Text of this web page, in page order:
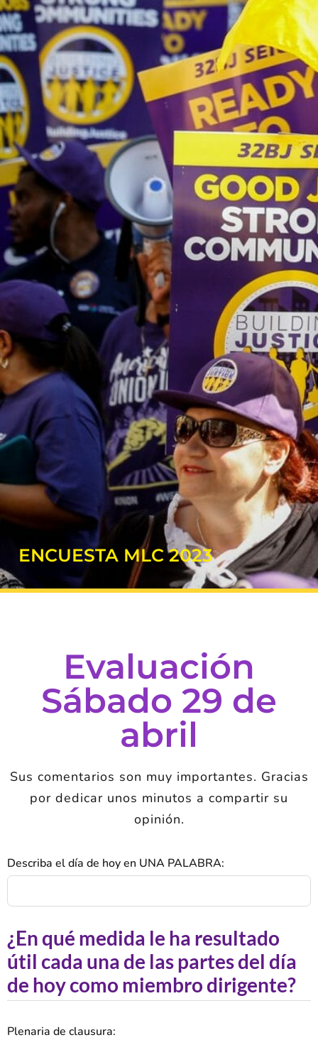
ENCUESTA MLC 2023
Evaluación
Sábado 29 de
abril
Sus comentarios son muy importantes. Gracias
por dedicar unos minutos a compartir su
opinión.
Describa el día de hoy en UNA PALABRA:
¿En qué medida le ha resultado
útil cada una de las partes del día
de hoy como miembro dirigente?
Plenaria de clausura: